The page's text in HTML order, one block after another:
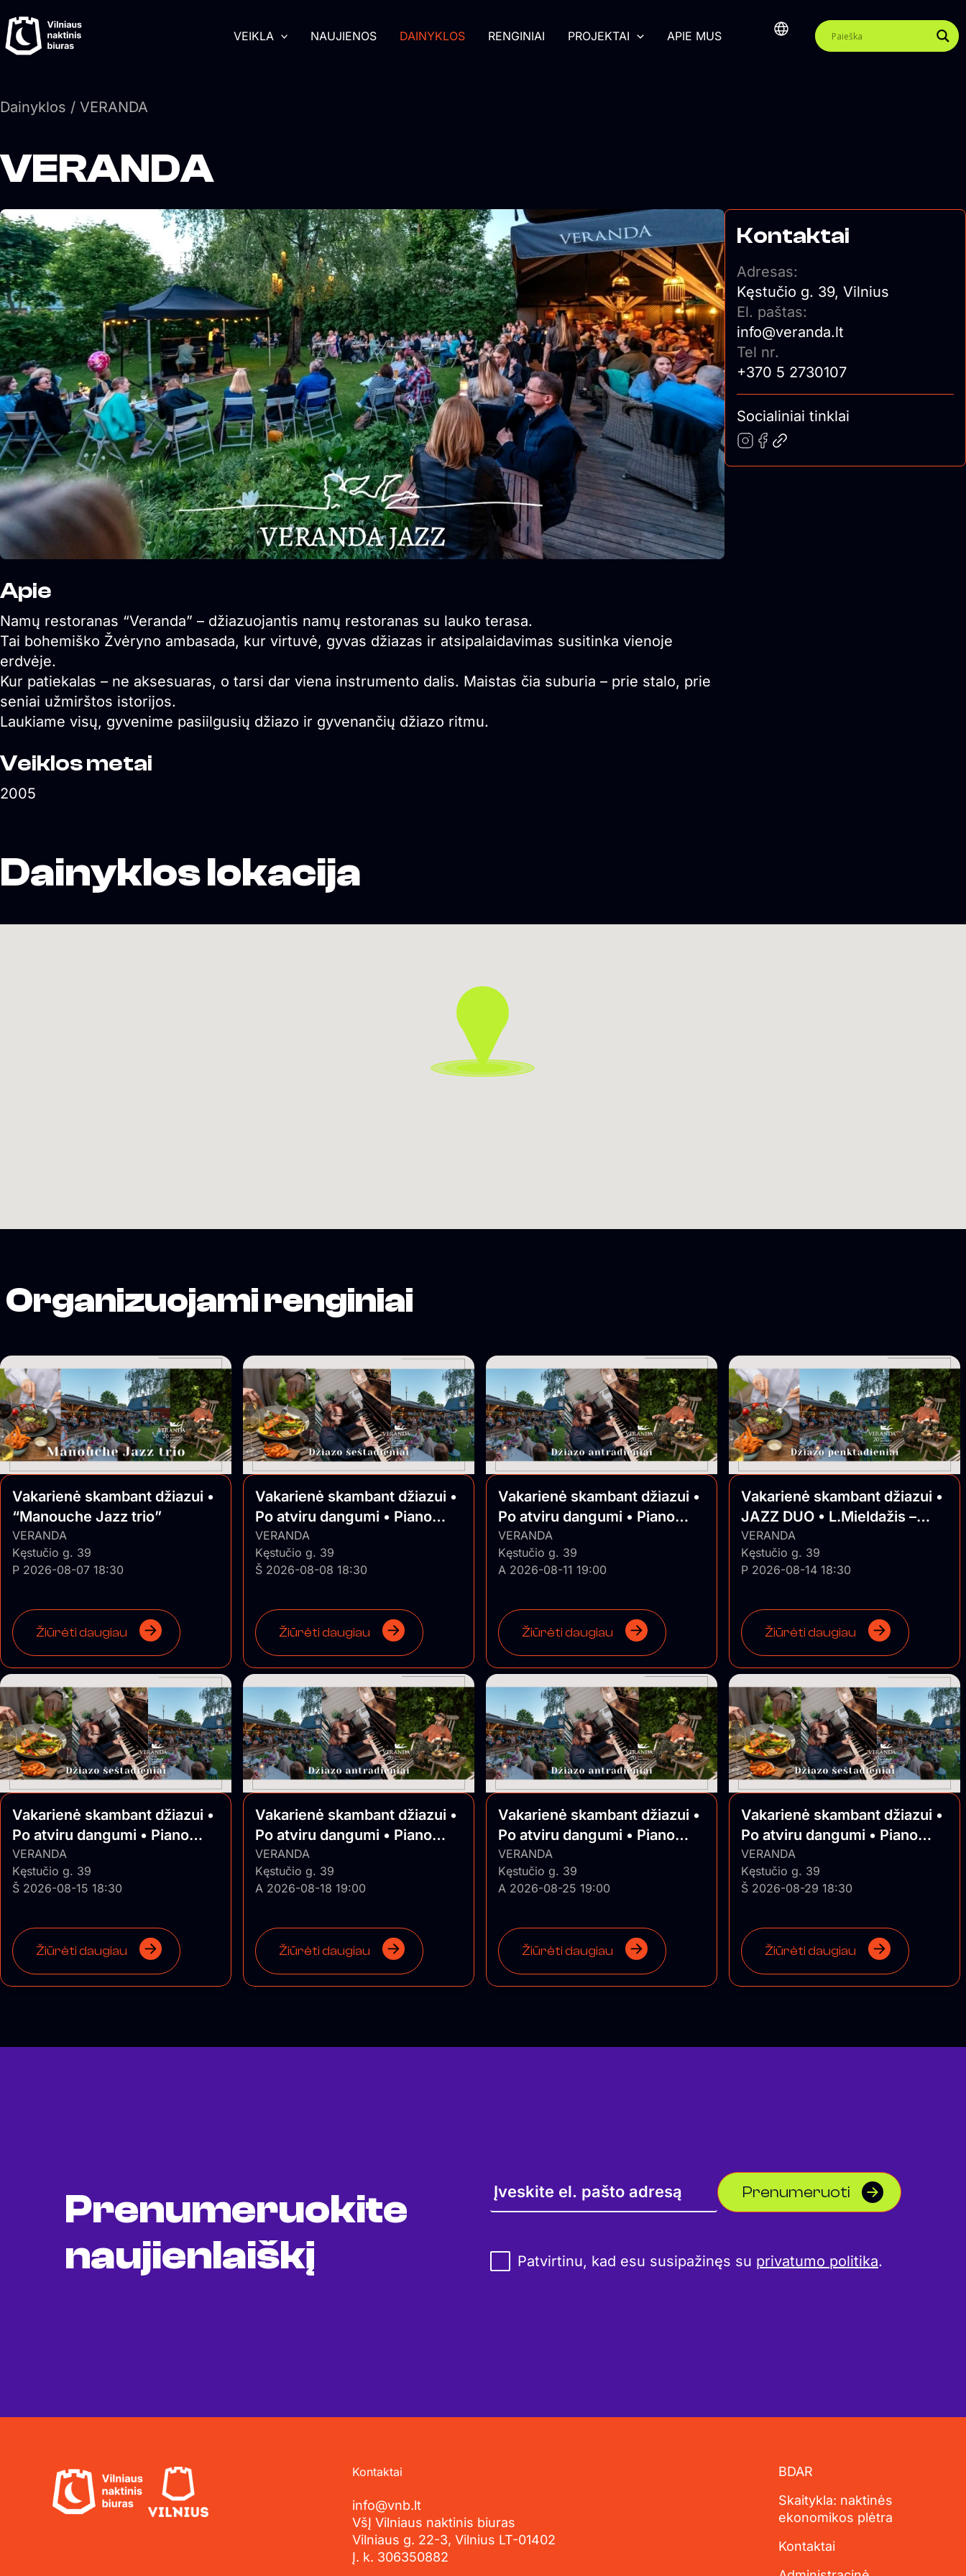
prie
turinio
VEIKLA NAUJIENOS DAINYKLOS RENGINIAI PROJEKTAI APIE MUS
Dainyklos / VERANDA
VERANDA
Apie
Namų restoranas “Veranda” – džiazuojantis namų restoranas su lauko terasa.
Tai bohemiško Žvėryno ambasada, kur virtuvė, gyvas džiazas ir atsipalaidavimas susitinka vienoje
erdvėje.
Kur patiekalas – ne aksesuaras, o tarsi dar viena instrumento dalis. Maistas čia suburia – prie stalo, prie
seniai užmirštos istorijos.
Laukiame visų, gyvenime pasiilgusių džiazo ir gyvenančių džiazo ritmu.
Veiklos metai
2005
Kontaktai
Adresas:
Kęstučio g. 39, Vilnius
El. paštas:
info@veranda.lt
Tel nr.
+370 5 2730107
Socialiniai tinklai
Dainyklos lokacija
Organizuojami renginiai
Vakarienė skambant džiazui •
“Manouche Jazz trio”
VERANDA
Kęstučio g. 39
P 2026-08-07 18:30
Žiūrėti daugiau
Vakarienė skambant džiazui •
Po atviru dangumi • Piano
Jazz
VERANDA
Kęstučio g. 39
Š 2026-08-08 18:30
Žiūrėti daugiau
Vakarienė skambant džiazui •
Po atviru dangumi • Piano
Jazz
VERANDA
Kęstučio g. 39
A 2026-08-11 19:00
Žiūrėti daugiau
Vakarienė skambant džiazui •
JAZZ DUO • L.Mieldažis –
piano, G.Remeikis –
saksofonas
VERANDA
Kęstučio g. 39
P 2026-08-14 18:30
Žiūrėti daugiau
Vakarienė skambant džiazui •
Po atviru dangumi • Piano
Jazz
VERANDA
Kęstučio g. 39
Š 2026-08-15 18:30
Žiūrėti daugiau
Vakarienė skambant džiazui •
Po atviru dangumi • Piano
Jazz
VERANDA
Kęstučio g. 39
A 2026-08-18 19:00
Žiūrėti daugiau
Vakarienė skambant džiazui •
Po atviru dangumi • Piano
Jazz
VERANDA
Kęstučio g. 39
A 2026-08-25 19:00
Žiūrėti daugiau
Vakarienė skambant džiazui •
Po atviru dangumi • Piano
Jazz
VERANDA
Kęstučio g. 39
Š 2026-08-29 18:30
Žiūrėti daugiau
Prenumeruokite
naujienlaiškį
Prenumeruoti
Patvirtinu, kad esu susipažinęs su privatumo politika.
Kontaktai
info@vnb.lt
VšĮ Vilniaus naktinis biuras
Vilniaus g. 22-3, Vilnius LT-01402
Į. k. 306350882
BDAR
Skaitykla: naktinės
ekonomikos plėtra
Kontaktai